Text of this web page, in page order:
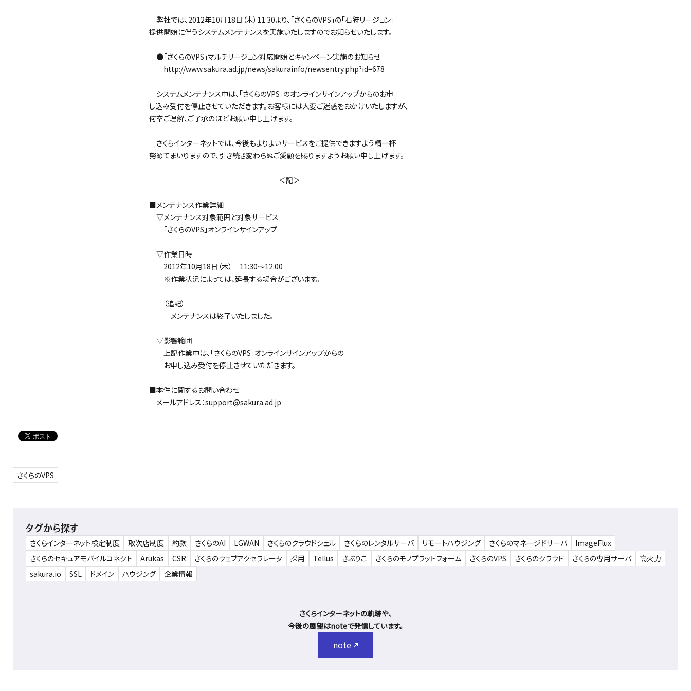
弊社では、2012年10月18日（木）11:30より、「さくらのVPS」の「石狩リージョン」
提供開始に伴うシステムメンテナンスを実施いたしますのでお知らせいたします。
●「さくらのVPS」マルチリージョン対応開始とキャンペーン実施のお知らせ
http://www.sakura.ad.jp/news/sakurainfo/newsentry.php?id=678
システムメンテナンス中は、「さくらのVPS」のオンラインサインアップからのお申
し込み受付を停止させていただきます。お客様には大変ご迷惑をおかけいたしますが、
何卒ご理解、ご了承のほどお願い申し上げます。
さくらインターネットでは、今後もよりよいサービスをご提供できますよう精一杯
努めてまいりますので、引き続き変わらぬご愛顧を賜りますようお願い申し上げます。
＜記＞
■メンテナンス作業詳細
▽メンテナンス対象範囲と対象サービス
「さくらのVPS」オンラインサインアップ
▽作業日時
2012年10月18日（木） 11:30～12:00
※作業状況によっては、延長する場合がございます。
（追記）
メンテナンスは終了いたしました。
▽影響範囲
上記作業中は、「さくらのVPS」オンラインサインアップからの
お申し込み受付を停止させていただきます。
■本件に関するお問い合わせ
メールアドレス：support@sakura.ad.jp
さくらのVPS
タグから探す
さくらインターネット検定制度 取次店制度 約款 さくらのAI LGWAN さくらのクラウドシェル さくらのレンタルサーバ リモートハウジング さくらのマネージドサーバ
ImageFlux
さくらのセキュアモバイルコネクト
Arukas CSR さくらのウェブアクセラレータ 採用 Tellus さぶりこ さくらのモノプラットフォーム さくらのVPS さくらのクラウド さくらの専用サーバ
高火力
sakura.io
SSL ドメイン ハウジング 企業情報
さくらインターネットの軌跡や、
今後の展望はnoteで発信しています。
note